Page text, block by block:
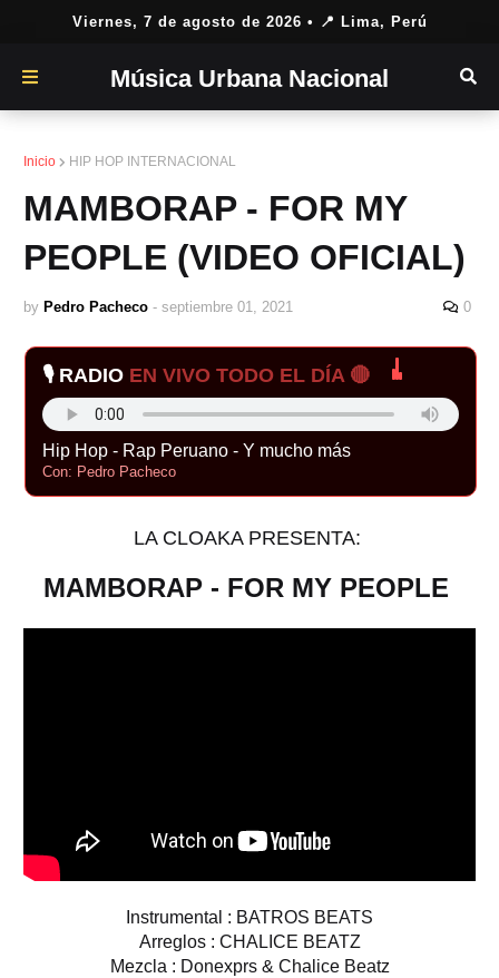
Viernes, 7 de agosto de 2026 • 📍 Lima, Perú
Música Urbana Nacional
Inicio HIP HOP INTERNACIONAL
MAMBORAP - FOR MY
PEOPLE (VIDEO OFICIAL)
by Pedro Pacheco - septiembre 01, 2021 0
🎙️ RADIO EN VIVO TODO EL DÍA 🔴
Hip Hop - Rap Peruano - Y mucho más
Con: Pedro Pacheco
LA CLOAKA PRESENTA:
MAMBORAP - FOR MY PEOPLE
Instrumental : BATROS BEATS
Arreglos : CHALICE BEATZ
Mezcla : Donexprs & Chalice Beatz